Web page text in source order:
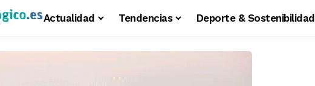
Actualidad Tendencias Deporte & Sostenibilidad